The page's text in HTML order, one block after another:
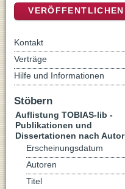
VERÖFFENTLICHEN
Kontakt
Verträge
Hilfe und Informationen
Stöbern
Auflistung TOBIAS-lib -
Publikationen und
Dissertationen nach Autor
Erscheinungsdatum
Autoren
Titel